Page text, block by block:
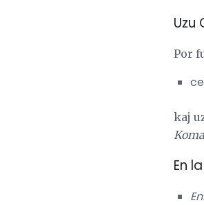
Uzu
Por
kaj
En